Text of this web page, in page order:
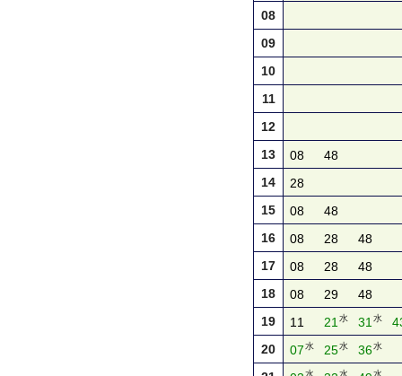
08
09
10
11
12
13
08
48
14
28
15
08
48
16
08 28
48
17
08 28
48
18
08 29
48
19
11 21 水 31 水
20
07水 25水 36水
水 水 水